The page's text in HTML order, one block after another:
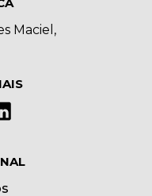
Maciel,